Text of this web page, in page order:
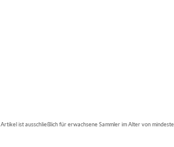
ist ausschließlich für erwachsene Sammler im Alter von